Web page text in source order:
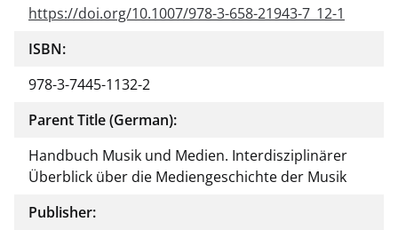
https://doi.org/10.1007/978-3-658-21943-7_12-1
ISBN:
978-3-7445-1132-2
Parent Title (German):
Handbuch Musik und Medien. Interdisziplinärer
Überblick über die Mediengeschichte der Musik
Publisher: